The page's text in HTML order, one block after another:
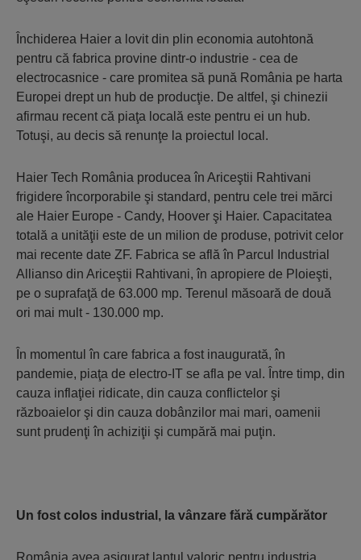
Închiderea Haier a lovit din plin economia autoh­tonă
pentru că fabrica provine dintr-o industrie - cea de
electrocasnice - care promitea să pună România pe harta
Europei drept un hub de producţie. De altfel, şi chinezii
afirmau recent că piaţa locală este pentru ei un hub.
Totuşi, au decis să renunţe la proiectul local.
Haier Tech România producea în Ariceştii Rahti­vani
frigidere încorporabile şi standard, pentru cele trei mărci
ale Haier Europe - Candy, Hoover şi Haier. Capacitatea
totală a unităţii este de un milion de pro­du­se, potrivit celor
mai recente date ZF. Fabrica se află în Parcul Industrial
Allianso din Ariceştii Rahti­vani, în apropiere de Ploieşti,
pe o suprafaţă de 63.000 mp. Terenul măsoară de două
ori mai mult - 130.000 mp.
În momentul în care fabrica a fost inaugurată, în
pandemie, piaţa de electro-IT se afla pe val. Între timp, din
cauza inflaţiei ridicate, din cauza conflictelor şi
războaielor şi din cauza dobânzilor mai mari, oamenii
sunt prudenţi în achiziţii şi cumpără mai puţin.
Un fost colos industrial, la vânzare fără cumpărător
România avea asigurat lanţul valoric pentru indus­tria